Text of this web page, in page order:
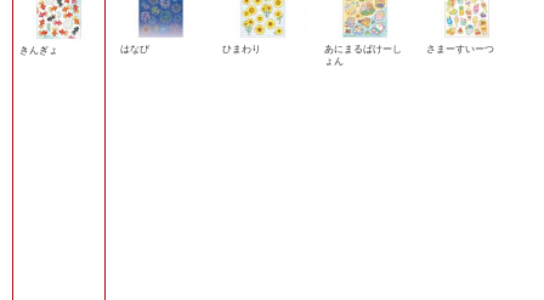
きんぎょ はなび ひまわり
あにまるばけーし
ょん
さまーすいーつ